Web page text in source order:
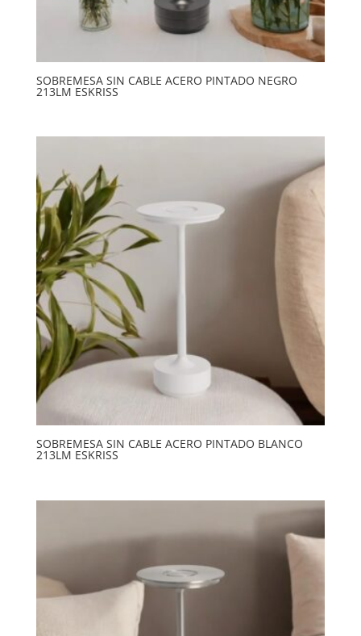
SOBREMESA SIN CABLE ACERO PINTADO NEGRO
213LM ESKRISS
SOBREMESA SIN CABLE ACERO PINTADO BLANCO
213LM ESKRISS